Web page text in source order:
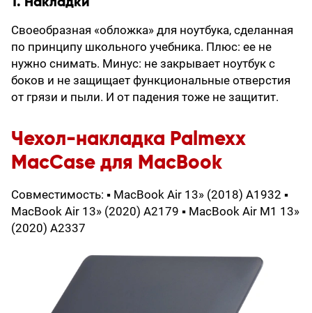
Своеобразная «обложка» для ноутбука, сделанная
по принципу школьного учебника. Плюс: ее не
нужно снимать. Минус: не закрывает ноутбук с
боков и не защищает функциональные отверстия
от грязи и пыли. И от падения тоже не защитит.
Чехол-накладка Palmexx
MacCase для MacBook
Совместимость: ▪ MacBook Air 13» (2018) A1932 ▪
MacBook Air 13» (2020) A2179 ▪ MacBook Air M1 13»
(2020) A2337